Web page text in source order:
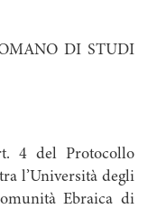
DI STUDI
4 del Protocollo
l’Università degli
Ebraica di